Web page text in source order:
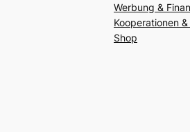
Werbung &
Kooperationen &
Shop